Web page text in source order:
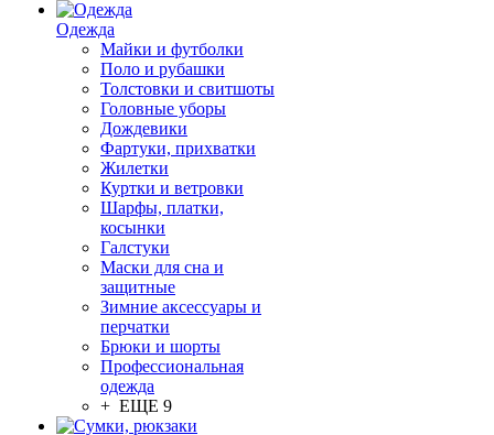
Одежда
Майки и футболки
Поло и рубашки
Толстовки и свитшоты
Головные уборы
Дождевики
Фартуки, прихватки
Жилетки
Куртки и ветровки
Шарфы, платки,
косынки
Галстуки
Маски для сна и
защитные
Зимние аксессуары и
перчатки
Брюки и шорты
Профессиональная
одежда
+ ЕЩЕ 9